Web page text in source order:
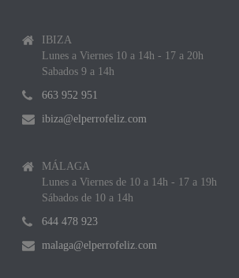
IBIZA
Lunes a Viernes 10 a 14h - 17 a 20h
Sabados 9 a 14h
663 952 951
ibiza@elperrofeliz.com
MÁLAGA
Lunes a Viernes de 10 a 14h - 17 a 19h
Sábados de 10 a 14h
644 478 923
malaga@elperrofeliz.com